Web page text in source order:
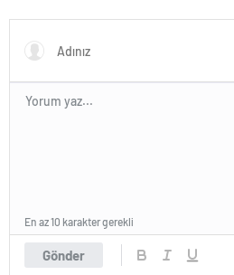
Gönder
En az 10 karakter gerekli